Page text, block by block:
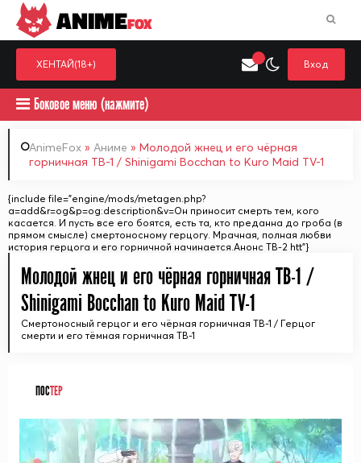
Выберите одну категорию для поиска
ANIMEFOX
ХЕНТАЙ(18+) Вход
Боковое меню (нажмите)
AnimeFox » Аниме » Молодой жнец и его чёрная
горничная ТВ-1 / Shinigami Bocchan to Kuro Maid TV-1
{include file="engine/mods/metagen.php?
a=add&r=og&p=og:description&v=Он приносит смерть тем, кого
касается. И пусть все его боятся, есть та, кто преданна до гроба (в
прямом смысле) смертоносному герцогу. Мрачная, полная любви
история герцога и его горничной начинается.Анонс ТВ-2 htt"}
Молодой жнец и его чёрная горничная ТВ-1 /
Shinigami Bocchan to Kuro Maid TV-1
Смертоносный герцог и его чёрная горничная ТВ-1 / Герцог
смерти и его тёмная горничная ТВ-1
ПОСТЕР